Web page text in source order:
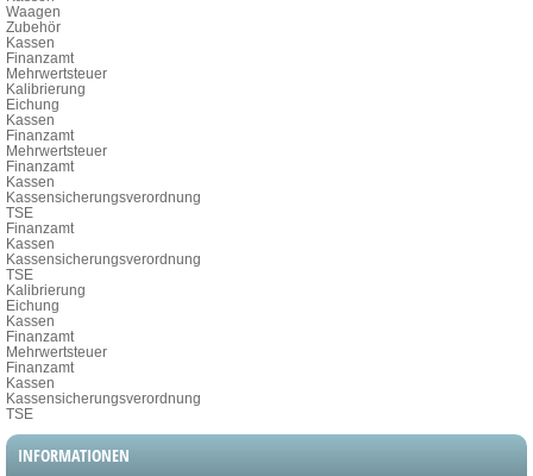
Waagen
Zubehör
Kassen
Finanzamt
Mehrwertsteuer
Kalibrierung
Eichung
Kassen
Finanzamt
Mehrwertsteuer
Finanzamt
Kassen
Kassensicherungsverordnung
TSE
Finanzamt
Kassen
Kassensicherungsverordnung
TSE
Kalibrierung
Eichung
Kassen
Finanzamt
Mehrwertsteuer
Finanzamt
Kassen
Kassensicherungsverordnung
TSE
INFORMATIONEN